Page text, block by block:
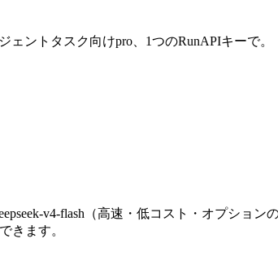
ントタスク向けpro、1つのRunAPIキーで。
v4-flash（高速・低コスト・オプション
きます。